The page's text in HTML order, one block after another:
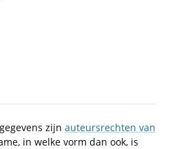
zijn auteursrechten van
in welke vorm dan ook, is